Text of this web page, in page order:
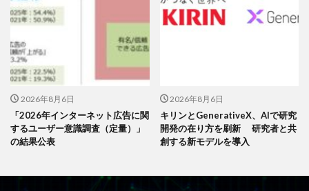
2026年8月6日
「2026年インターネット広告に関
するユーザー意識調査（定量）」
の結果公表
2026年8月6日
キリンとGenerativeX、AIで研究
開発の在り方を刷新 研究者と共
創する新モデルを導入